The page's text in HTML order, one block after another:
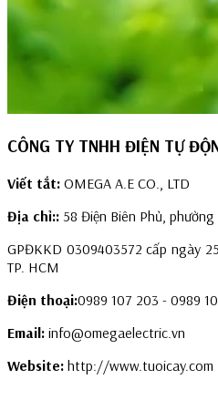
CÔNG TY TNHH ĐIỆN TỰ
Viết tắt: OMEGA A.E CO., LTD
Địa chỉ:: 58 Điện Biên Phủ,
GPĐKKD 0309403572 cấp ngày
TP. HCM
Điện thoại:0989 107 203 - 0989
Email: info@omegaelectric.vn
Website: http://www.tuoicay.com